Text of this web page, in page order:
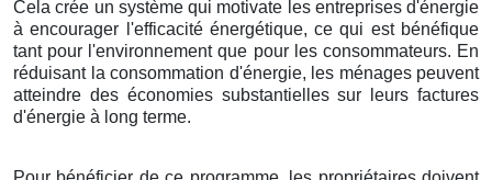
Cela crée un système qui motivate les entreprises d'énergie
à encourager l'efficacité énergétique, ce qui est bénéfique
tant pour l'environnement que pour les consommateurs. En
réduisant la consommation d'énergie, les ménages peuvent
atteindre des économies substantielles sur leurs factures
d'énergie à long terme.